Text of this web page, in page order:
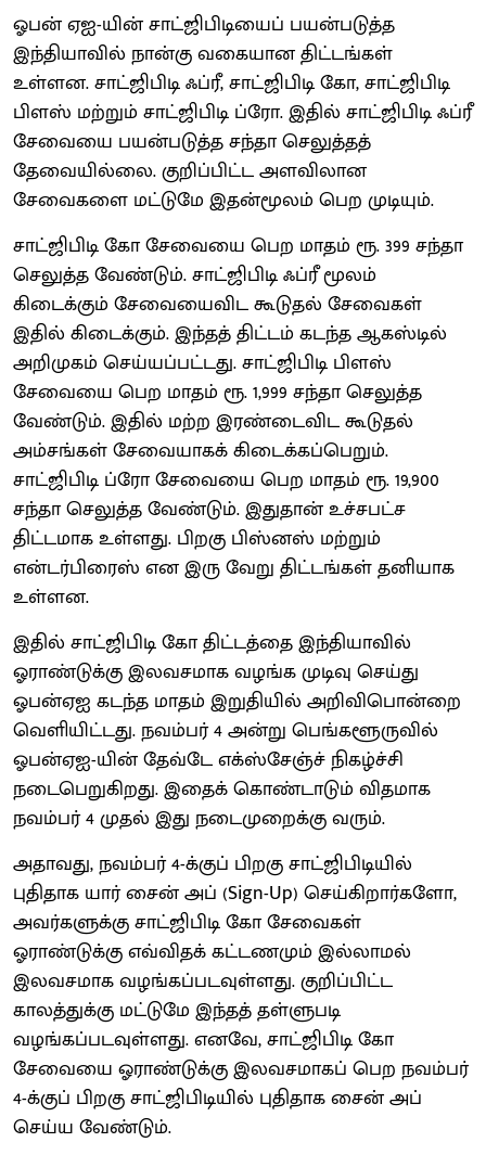
ஓபன் ஏஐ-யின் சாட்ஜிபிடியைப் பயன்படுத்த
இந்தியாவில் நான்கு வகையான திட்டங்கள்
உள்ளன. சாட்ஜிபிடி ஃப்ரீ, சாட்ஜிபிடி கோ, சாட்ஜிபிடி
பிளஸ் மற்றும் சாட்ஜிபிடி ப்ரோ. இதில் சாட்ஜிபிடி ஃப்ரீ
சேவையை பயன்படுத்த சந்தா செலுத்தத்
தேவையில்லை. குறிப்பிட்ட அளவிலான
சேவைகளை மட்டுமே இதன்மூலம் பெற முடியும்.
சாட்ஜிபிடி கோ சேவையை பெற மாதம் ரூ. 399 சந்தா
செலுத்த வேண்டும். சாட்ஜிபிடி ஃப்ரீ மூலம்
கிடைக்கும் சேவையைவிட கூடுதல் சேவைகள்
இதில் கிடைக்கும். இந்தத் திட்டம் கடந்த ஆகஸ்டில்
அறிமுகம் செய்யப்பட்டது. சாட்ஜிபிடி பிளஸ்
சேவையை பெற மாதம் ரூ. 1,999 சந்தா செலுத்த
வேண்டும். இதில் மற்ற இரண்டைவிட கூடுதல்
அம்சங்கள் சேவையாகக் கிடைக்கப்பெறும்.
சாட்ஜிபிடி ப்ரோ சேவையை பெற மாதம் ரூ. 19,900
சந்தா செலுத்த வேண்டும். இதுதான் உச்சபட்ச
திட்டமாக உள்ளது. பிறகு பிஸ்னஸ் மற்றும்
என்டர்பிரைஸ் என இரு வேறு திட்டங்கள் தனியாக
உள்ளன.
இதில் சாட்ஜிபிடி கோ திட்டத்தை இந்தியாவில்
ஓராண்டுக்கு இலவசமாக வழங்க முடிவு செய்து
ஓபன்ஏஐ கடந்த மாதம் இறுதியில் அறிவிபொன்றை
வெளியிட்டது. நவம்பர் 4 அன்று பெங்களூருவில்
ஓபன்ஏஐ-யின் தேவ்டே எக்ஸ்சேஞ்ச் நிகழ்ச்சி
நடைபெறுகிறது. இதைக் கொண்டாடும் விதமாக
நவம்பர் 4 முதல் இது நடைமுறைக்கு வரும்.
அதாவது, நவம்பர் 4-க்குப் பிறகு சாட்ஜிபிடியில்
புதிதாக யார் சைன் அப் (Sign-Up) செய்கிறார்களோ,
அவர்களுக்கு சாட்ஜிபிடி கோ சேவைகள்
ஓராண்டுக்கு எவ்விதக் கட்டணமும் இல்லாமல்
இலவசமாக வழங்கப்படவுள்ளது. குறிப்பிட்ட
காலத்துக்கு மட்டுமே இந்தத் தள்ளுபடி
வழங்கப்படவுள்ளது. எனவே, சாட்ஜிபிடி கோ
சேவையை ஓராண்டுக்கு இலவசமாகப் பெற நவம்பர்
4-க்குப் பிறகு சாட்ஜிபிடியில் புதிதாக சைன் அப்
செய்ய வேண்டும்.